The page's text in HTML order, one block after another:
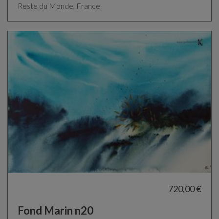
Reste du Monde, France
720,00 €
Fond Marin n20